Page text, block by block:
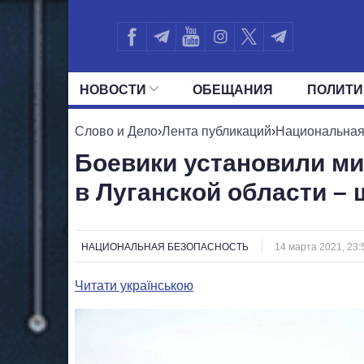
НОВОСТИ ОБЕЩАНИЯ
ВСЕ ПОЛИТИКИ ПРЕЗИДЕНТ И
Слово и Дело›Лента публикаций›
Боевики установили
в Луганской области
НАЦИОНАЛЬНАЯ БЕЗОПАСНОСТЬ 14 марта 2021,
Читати українською